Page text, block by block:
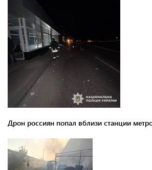
Дрон россиян попал вблизи станции